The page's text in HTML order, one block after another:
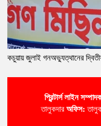
কচুয়ায় জুলাই গনঅভ্যুত্থানের
প্রিন্টার্স লাইন
তালুকদার অ‌ফিস: